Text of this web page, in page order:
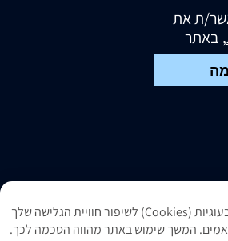
ת את
, באתר
אנו משתמשים בעוגיות (Cookies) לשיפור חוויית הגלישה שלך
המשך שימוש באתר מהווה הסכמה לכך.